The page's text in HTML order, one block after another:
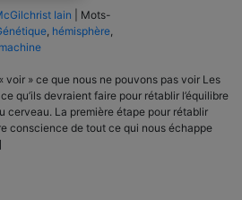
Iain
Mots-
hémisphère
voir » ce que nous ne pouvons pas voir Les
qu’ils devraient faire pour rétablir l’équilibre
cerveau. La première étape pour rétablir
conscience de tout ce qui nous échappe